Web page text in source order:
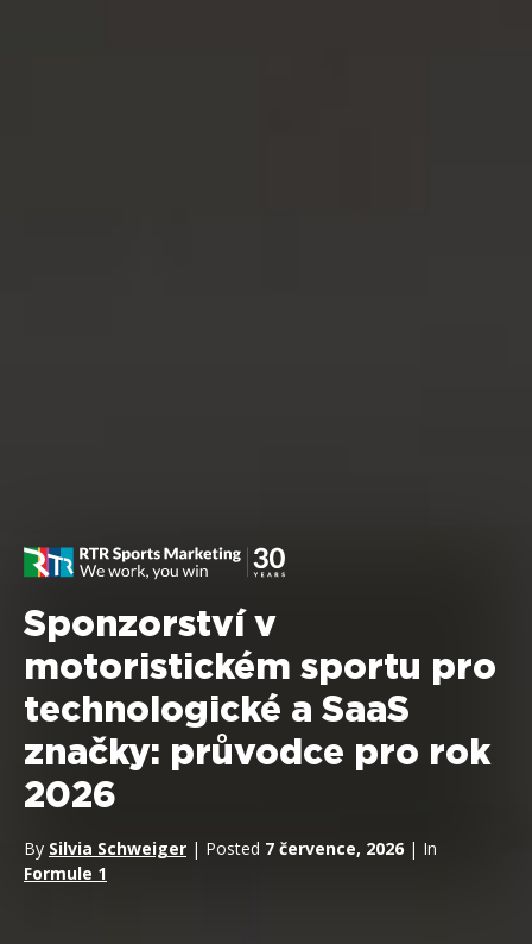
Sponzorství v
motoristickém sportu pro
technologické a SaaS
značky: průvodce pro rok
2026
By Silvia Schweiger | Posted 7 července, 2026 | In
Formule 1